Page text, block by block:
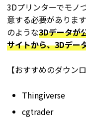
3Dプリンターでモノ
意する必要がありま
のような3Dデータが
サイトから、3Dデー
【おすすめのダウン
Thingiverse
cgtrader